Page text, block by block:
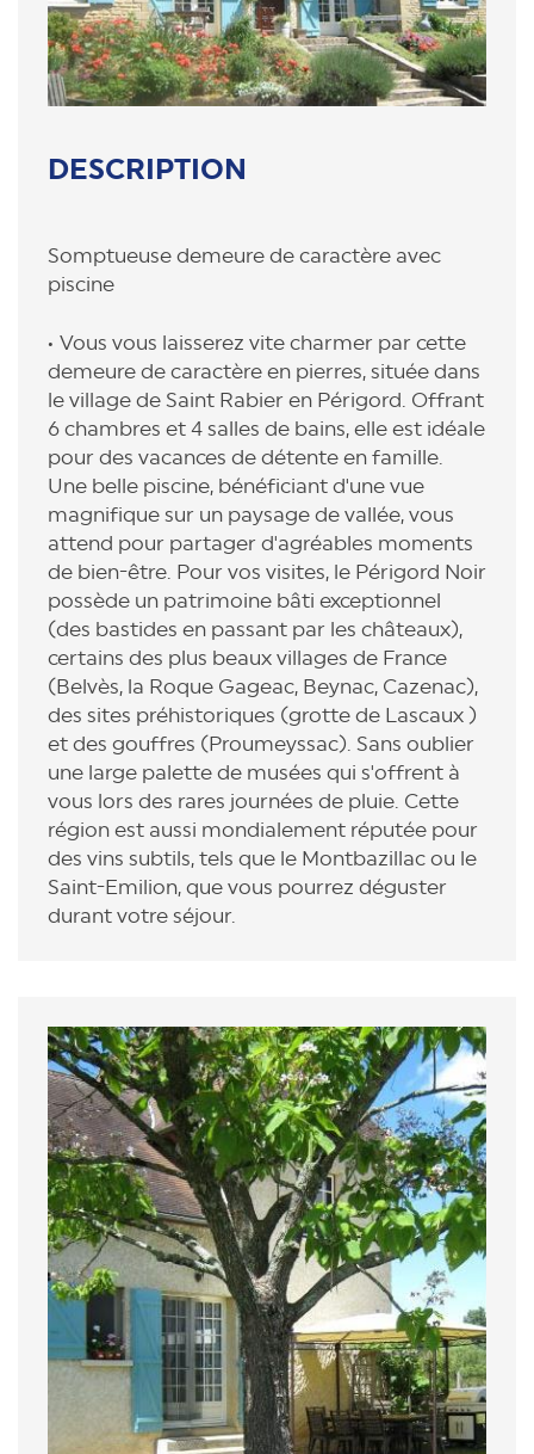
DESCRIPTION
Somptueuse demeure de caractère avec
piscine
Vous vous laisserez vite charmer par cette
demeure de caractère en pierres, située dans
le village de Saint Rabier en Périgord. Offrant
6 chambres et 4 salles de bains, elle est idéale
pour des vacances de détente en famille.
Une belle piscine, bénéficiant d'une vue
magnifique sur un paysage de vallée, vous
attend pour partager d'agréables moments
de bien-être. Pour vos visites, le Périgord Noir
possède un patrimoine bâti exceptionnel
(des bastides en passant par les châteaux),
certains des plus beaux villages de France
(Belvès, la Roque Gageac, Beynac, Cazenac),
des sites préhistoriques (grotte de Lascaux )
et des gouffres (Proumeyssac). Sans oublier
une large palette de musées qui s'offrent à
vous lors des rares journées de pluie. Cette
région est aussi mondialement réputée pour
des vins subtils, tels que le Montbazillac ou le
Saint-Emilion, que vous pourrez déguster
durant votre séjour.